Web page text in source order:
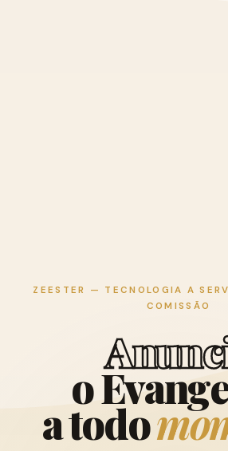
ZEESTER — TECNOLOGIA A
COMISSÃO
Anunc
oEvange
atodomo